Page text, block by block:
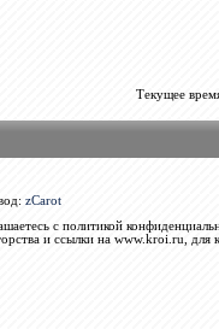
Текущее
zCarot
с политикой
и ссылки на www.kroi.ru, для